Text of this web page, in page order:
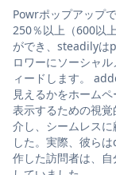
Powrポップアップ
250％以上（600以
ができ、steadilyは
ロワーにソーシャ
ィードします。
見えるかをホーム
表示するための視
介し、シームレス
した。実際、彼ら
作した訪問者は、